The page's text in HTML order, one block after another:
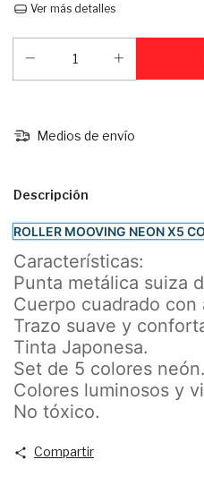
Ver más detalles
Medios de envío
Descripción
ROLLER MOOVING NEON X5
Características:
Punta metálica suiza
Cuerpo cuadrado con
Trazo suave y
Tinta Japonesa.
Set de 5 colores neón.
Colores luminosos y
No tóxico.
Compartir